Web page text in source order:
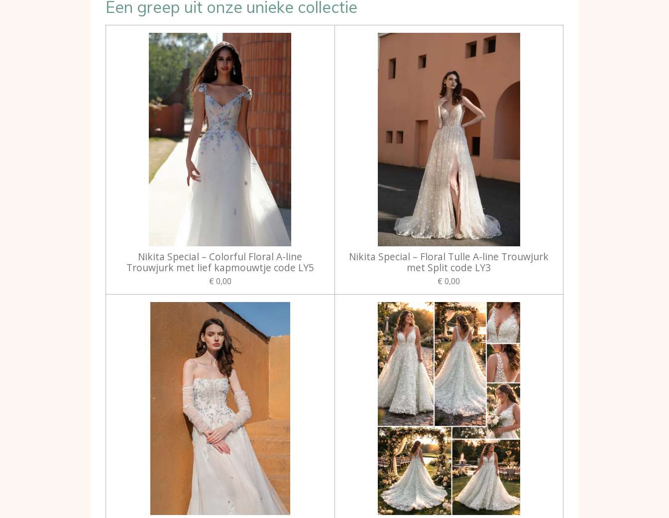
Een greep uit onze unieke collectie
Nikita Special – Colorful Floral A-line
Trouwjurk met lief kapmouwtje code LY5
€ 0,00
Nikita Special – Floral Tulle A-line Trouwjurk
met Split code LY3
€ 0,00